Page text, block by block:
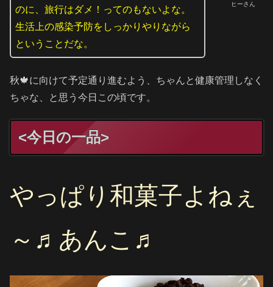
ヒーさん
のに、旅行はダメ！ってのもないよな。
生活上の感染予防をしっかりやりながら
ということだな。
秋🍁に向けて予定通り進むよう、ちゃんと健康管理しなく
ちゃな、と思う今日この頃です。
<今日の一品>
やっぱり和菓子よねぇ
～♬あんこ♬